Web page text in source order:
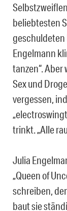
beliebtesten
geschuldeten
Engelmann
tanzen“.
Sex und
vergessen,
trinkt. „Alle
Julia
„Queen of
schreiben,
baut sie